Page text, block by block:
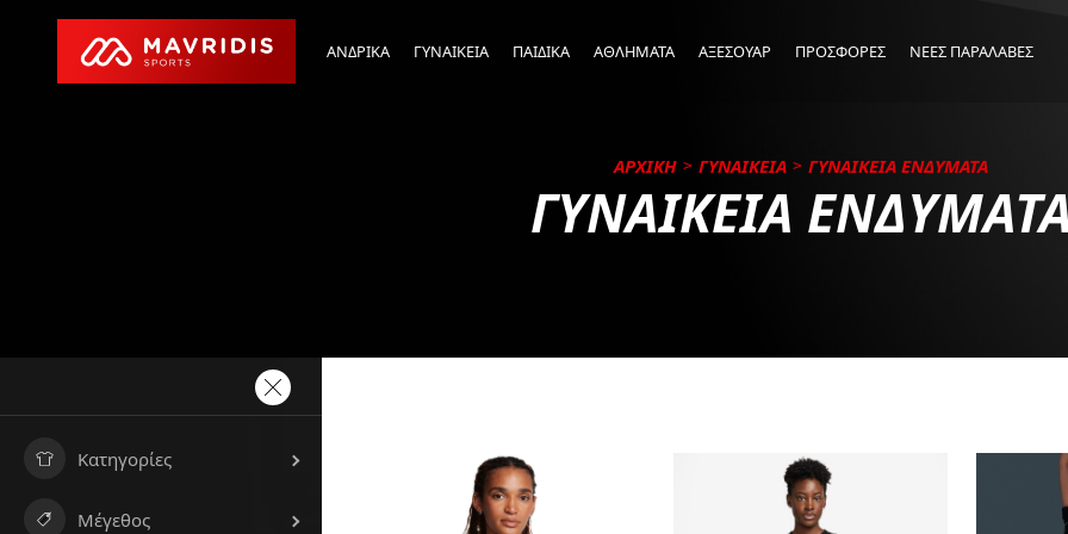
ΑΝΔΡΙΚΑ ΓΥΝΑΙΚΕΙΑ ΠΑΙΔΙΚΑ ΑΘΛΗΜΑΤΑ ΑΞΕΣΟΥΑΡ ΠΡΟΣΦΟΡΕΣ ΝΕΕΣ ΠΑΡΑΛΑΒΕΣ
ΑΡΧΙΚΗ ΓΥΝΑΙΚΕΙΑ ΓΥΝΑΙΚΕΙΑ ΕΝΔΥΜΑΤΑ
ΓΥΝΑΙΚΕΙΑ
Κατηγορίες
Μέγεθος